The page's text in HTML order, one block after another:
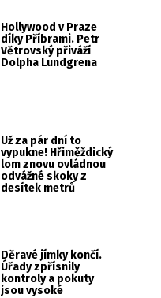
Hollywood v Praze
díky Příbrami. Petr
Větrovský přiváží
Dolpha Lundgrena
Už za pár dní to
vypukne! Hřiměždický
lom znovu ovládnou
odvážné skoky z
desítek metrů
Děravé jímky končí.
Úřady zpřísnily
kontroly a pokuty
jsou vysoké